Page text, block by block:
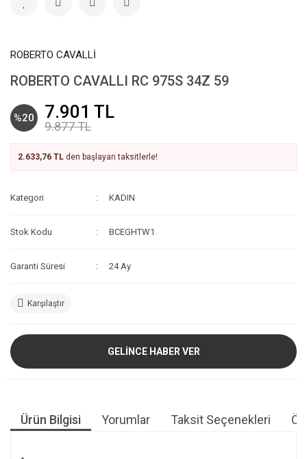
ROBERTO CAVALLİ
ROBERTO CAVALLI RC 975S 34Z 59
%20 7.901 TL
9.877 TL
2.633,76 TL den başlayan taksitlerle!
Kategori KADIN
Stok Kodu BCEGHTW1
Garanti Süresi 24 Ay
Karşılaştır
GELİNCE HABER VER
Ürün Bilgisi Yorumlar Taksit Seçenekleri